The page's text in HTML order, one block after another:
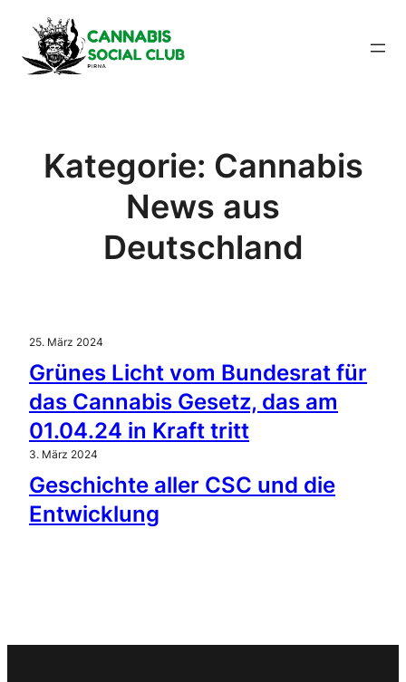
Inhalt
springen
Kategorie: Cannabis
News aus
Deutschland
25. März 2024
Grünes Licht vom Bundesrat für
das Cannabis Gesetz, das am
01.04.24 in Kraft tritt
3. März 2024
Geschichte aller CSC und die
Entwicklung